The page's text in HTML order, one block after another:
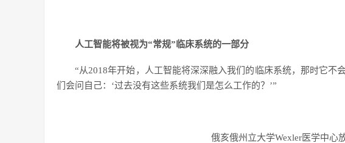
人工智能将被视为“常规”临床系统的一部分
“从2018年开始，人工智能将深深融入我们的临床系统，那时它不
们会问自己：‘过去没有这些系统我们是怎么工作的？’”
俄亥俄州立大学Wexler医学中心